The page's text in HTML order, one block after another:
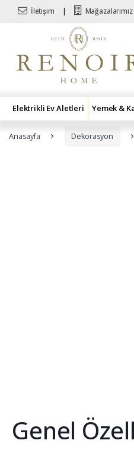
Skip to navigation
Skip to content
İletişim Mağazalarımız
Elektrikli Ev Aletleri Yemek &
Anasayfa Dekorasyon
Genel